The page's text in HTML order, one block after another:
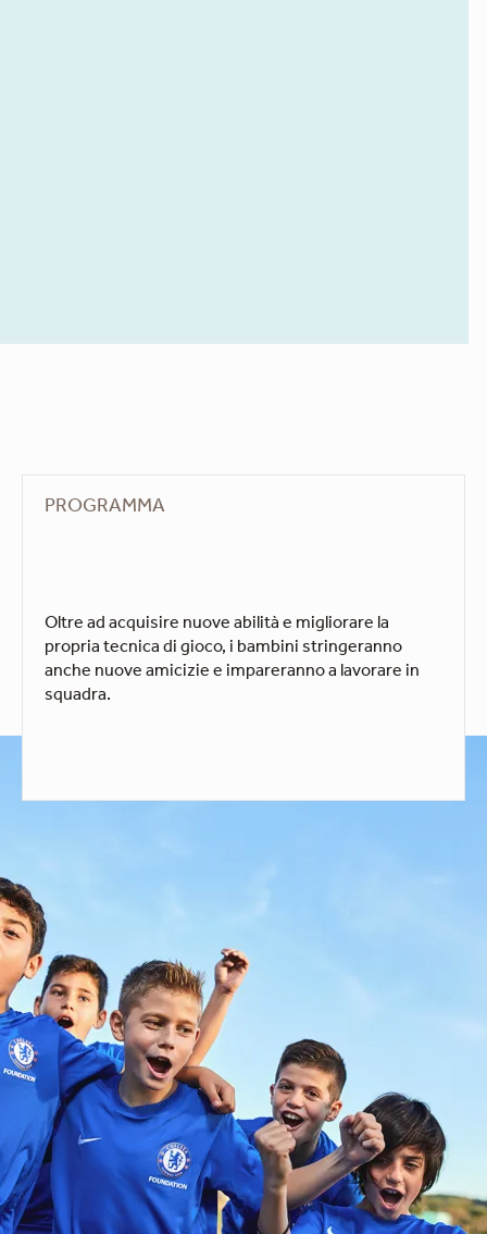
PROGRAMMA
Oltre ad acquisire nuove abilità e migliorare la
propria tecnica di gioco, i bambini stringeranno
anche nuove amicizie e impareranno a lavorare in
squadra.